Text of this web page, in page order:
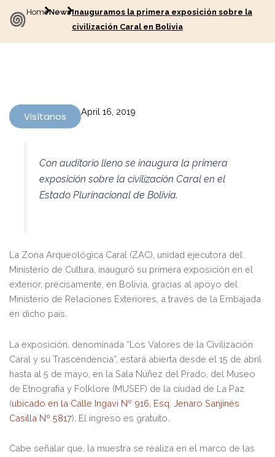
HomeNewsInauguramos la primera exposición sobre la
civilización Caral en Bolivia
Visítanos April 16, 2019
Con auditorio lleno se inaugura la primera
exposición sobre la civilización Caral en el
Estado Plurinacional de Bolivia.
La Zona Arqueológica Caral (ZAC), unidad ejecutora del
Ministerio de Cultura, inauguró su primera exposición en el
exterior, precisamente, en Bolivia, gracias al apoyo del
Ministerio de Relaciones Exteriores, a través de la Embajada
en dicho país.
La exposición, denominada “Los Valores de la Civilización
Caral y su Trascendencia”, estará abierta desde el 15 de abril
hasta al 5 de mayo, en la Sala Núñez del Prado, del Museo
de Etnografía y Folklore (MUSEF) de la ciudad de La Paz
(ubicado en la Calle Ingavi Nº 916, Esq. Jenaro Sanjinés
Casilla Nº 5817). El ingreso es gratuito.
Cabe señalar que, la muestra se realiza en el marco de las